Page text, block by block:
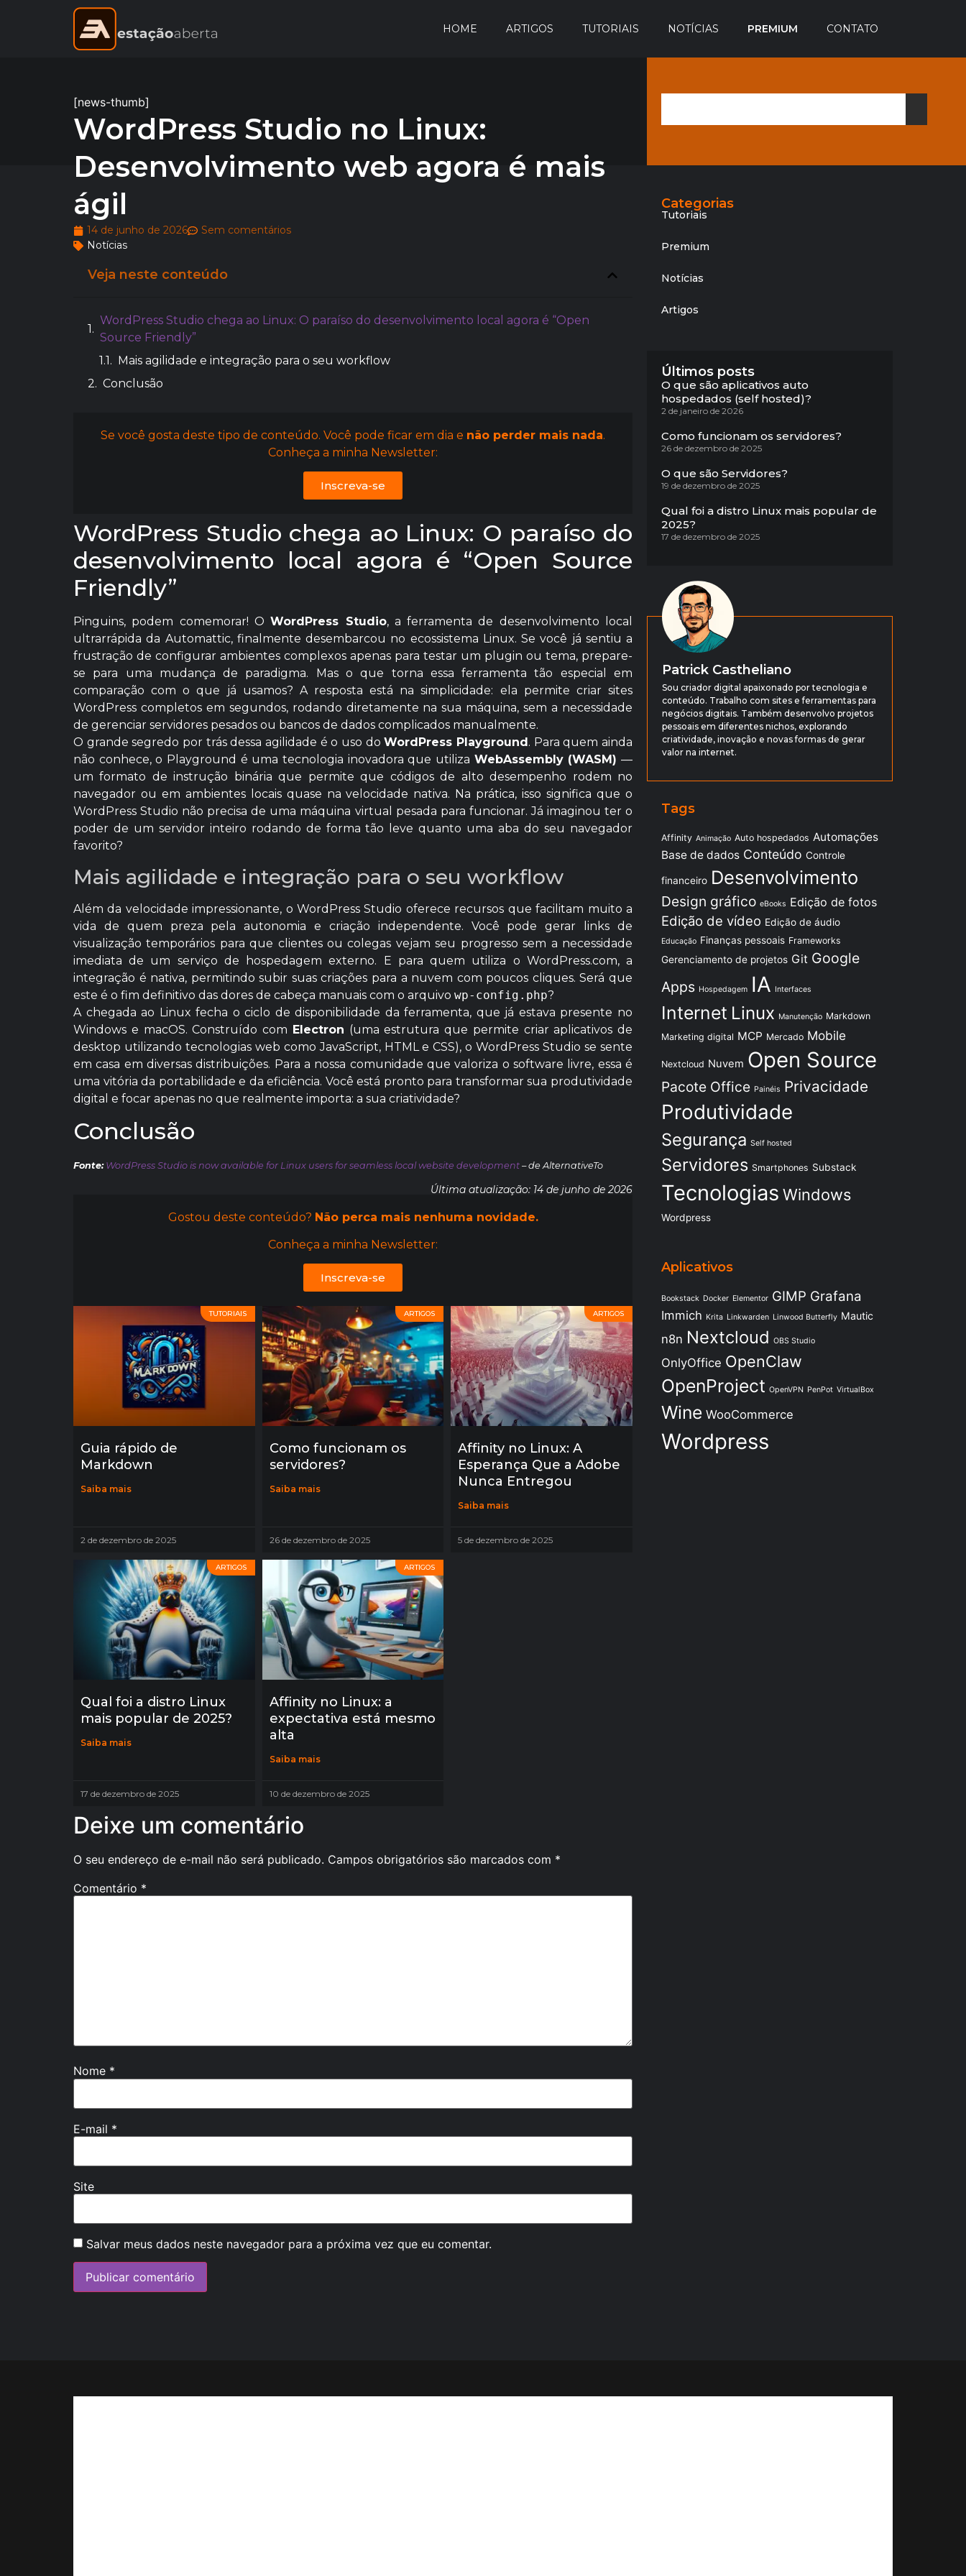
HOME ARTIGOS TUTORIAIS NOTÍCIAS PREMIUM CONTATO
[news-thumb]
WordPress Studio no Linux:
Desenvolvimento web agora é mais
ágil
14 de junho de 2026
Sem comentários
Notícias
Veja neste conteúdo
WordPress Studio chega ao Linux: O paraíso do desenvolvimento local agora é “Open
Source Friendly”
Mais agilidade e integração para o seu workflow
Conclusão
Se você gosta deste tipo de conteúdo. Você pode ficar em dia e não perder mais nada.
Conheça a minha Newsletter:
Inscreva-se
WordPress Studio chega ao Linux: O paraíso do
desenvolvimento local agora é “Open Source
Friendly”
Pinguins, podem comemorar! OWordPress Studio, a ferramenta de desenvolvimento local
ultrarrápida da Automattic, finalmente desembarcou no ecossistema Linux. Se você já sentiu a
frustração de configurar ambientes complexos apenas para testar um plugin ou tema, prepare-
se para uma mudança de paradigma. Mas o que torna essa ferramenta tão especial em
comparação com o que já usamos? A resposta está na simplicidade: ela permite criar sites
WordPress completos em segundos, rodando diretamente na sua máquina, sem a necessidade
de gerenciar servidores pesados ou bancos de dados complicados manualmente.
O grande segredo por trás dessa agilidade é o uso doWordPress Playground . Para quem ainda
não conhece, o Playground é uma tecnologia inovadora que utiliza WebAssembly (WASM) —
um formato de instrução binária que permite que códigos de alto desempenho rodem no
navegador ou em ambientes locais quase na velocidade nativa. Na prática, isso significa que o
WordPress Studio não precisa de uma máquina virtual pesada para funcionar. Já imaginou ter o
poder de um servidor inteiro rodando de forma tão leve quanto uma aba do seu navegador
favorito?
Mais agilidade e integração para o seu workflow
Além da velocidade impressionante, o WordPress Studio oferece recursos que facilitam muito a
vida de quem preza pela autonomia e criação independente. Você pode gerar links de
visualização temporários para que clientes ou colegas vejam seu progresso sem a necessidade
imediata de um serviço de hospedagem externo. E para quem utiliza o WordPress.com, a
integração é nativa, permitindo subir suas criações para a nuvem com poucos cliques. Será que
este é o fim definitivo das dores de cabeça manuais com o arquivo wp-config.php?
A chegada ao Linux fecha o ciclo de disponibilidade da ferramenta, que já estava presente no
Windows e macOS. Construído com Electron (uma estrutura que permite criar aplicativos de
desktop utilizando tecnologias web como JavaScript, HTML e CSS), o WordPress Studio se sente
em casa em diversas distribuições. Para a nossa comunidade que valoriza o software livre, essa é
uma vitória da portabilidade e da eficiência. Você está pronto para transformar sua produtividade
digital e focar apenas no que realmente importa: a sua criatividade?
Conclusão
Fonte: WordPress Studio is now available for Linux users for seamless local website development – de AlternativeTo
Última atualização: 14 de junho de 2026
Gostou deste conteúdo? Não perca mais nenhuma novidade.
Conheça a minha Newsletter:
Inscreva-se
TUTORIAIS
Guia rápido de
Markdown
Saiba mais
2 de dezembro de 2025
ARTIGOS
Como funcionam os
servidores?
Saiba mais
26 de dezembro de 2025
ARTIGOS
Affinity no Linux: A
Esperança Que a Adobe
Nunca Entregou
Saiba mais
5 de dezembro de 2025
ARTIGOS
Qual foi a distro Linux
mais popular de 2025?
Saiba mais
17 de dezembro de 2025
ARTIGOS
Affinity no Linux: a
expectativa está mesmo
alta
Saiba mais
10 de dezembro de 2025
Deixe um comentário
O seu endereço de e-mail não será publicado. Campos obrigatórios são marcados com *
Comentário *
Nome *
E-mail *
Site
Salvar meus dados neste navegador para a próxima vez que eu comentar.
Categorias
Tutoriais
Premium
Notícias
Artigos
Últimos posts
O que são aplicativos auto
hospedados (self hosted)?
2 de janeiro de 2026
Como funcionam os servidores?
26 de dezembro de 2025
O que são Servidores?
19 de dezembro de 2025
Qual foi a distro Linux mais popular de
2025?
17 de dezembro de 2025
Patrick Castheliano
Sou criador digital apaixonado por tecnologia e
conteúdo. Trabalho com sites e ferramentas para
negócios digitais. Também desenvolvo projetos
pessoais em diferentes nichos, explorando
criatividade, inovação e novas formas de gerar
valor na internet.
Tags
Affinity Animação Auto hospedados Automações
Base de dados Conteúdo Controle
financeiro Desenvolvimento
Design gráfico eBooks Edição de fotos
Edição de vídeo Edição de áudio
Educação Finanças pessoais Frameworks
Gerenciamento de projetos Git Google
Apps Hospedagem IA Interfaces
Internet Linux Manutenção Markdown
Marketing digital MCP Mercado Mobile
Nextcloud Nuvem Open Source
Pacote Office Painéis Privacidade
Produtividade
Segurança Self hosted
Servidores Smartphones Substack
Tecnologias Windows
Wordpress
Aplicativos
Bookstack Docker Elementor GIMP Grafana
Immich Krita Linkwarden Linwood Butterfly Mautic
n8n Nextcloud OBS Studio
OnlyOffice OpenClaw
OpenProject OpenVPN PenPot VirtualBox
Wine WooCommerce
Wordpress